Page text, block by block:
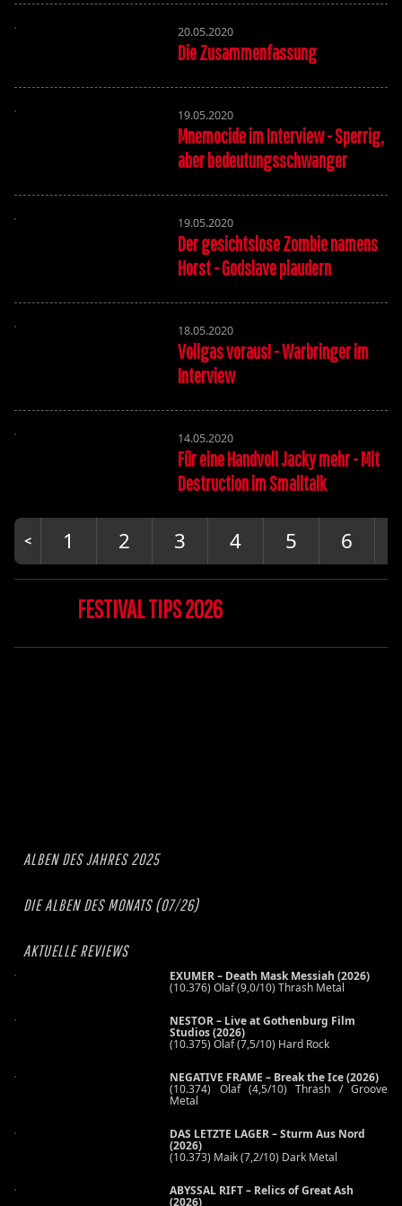
ALBEN DES JAHRES 2025
DIE ALBEN DES MONATS (07/26)
AKTUELLE REVIEWS
EXUMER – Death Mask Messiah (2026)
(10.376) Olaf (9,0/10) Thrash Metal
NESTOR – Live at Gothenburg Film
Studios (2026)
(10.375) Olaf (7,5/10) Hard Rock
NEGATIVE FRAME – Break the Ice (2026)
(10.374) Olaf (4,5/10) Thrash / Groove
Metal
DAS LETZTE LAGER – Sturm Aus Nord
(2026)
(10.373) Maik (7,2/10) Dark Metal
ABYSSAL RIFT – Relics of Great Ash
(2026)
20.05.2020
Die Zusammenfassung
19.05.2020
Mnemocide im Interview - Sperrig,
aber bedeutungsschwanger
19.05.2020
Der gesichtslose Zombie namens
Horst - Godslave plaudern
18.05.2020
Vollgas voraus! - Warbringer im
Interview
14.05.2020
Für eine Handvoll Jacky mehr - Mit
Destruction im Smalltalk
1 2 3 4 5 6
FESTIVAL TIPS 2026